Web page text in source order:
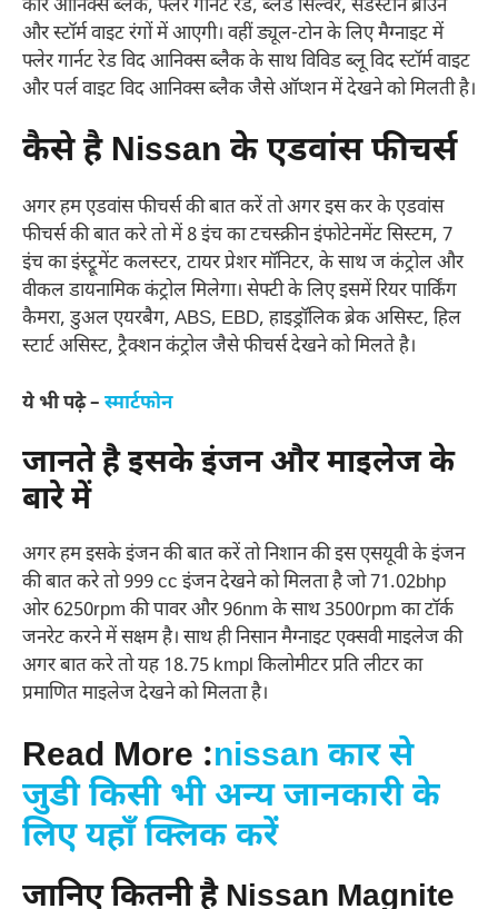
कार आनिक्स ब्लैक, फ्लेर गार्नट रेड, ब्लेड सिल्वर, सैंडस्टोन ब्राउन
और स्टॉर्म वाइट रंगों में आएगी। वहीं ड्यूल-टोन के लिए मैग्नाइट में
फ्लेर गार्नट रेड विद आनिक्स ब्लैक के साथ विविड ब्लू विद स्टॉर्म वाइट
और पर्ल वाइट विद आनिक्स ब्लैक जैसे ऑप्शन में देखने को मिलती है।
कैसे है Nissan के एडवांस फीचर्स
अगर हम एडवांस फीचर्स की बात करें तो अगर इस कर के एडवांस
फीचर्स की बात करे तो में 8 इंच का टचस्क्रीन इंफोटेनमेंट सिस्टम, 7
इंच का इंस्ट्रूमेंट कलस्टर, टायर प्रेशर मॉनिटर, के साथ ज कंट्रोल और
वीकल डायनामिक कंट्रोल मिलेगा। सेफ्टी के लिए इसमें रियर पार्किंग
कैमरा, डुअल एयरबैग, ABS, EBD, हाइड्रॉलिक ब्रेक असिस्ट, हिल
स्टार्ट असिस्ट, ट्रैक्शन कंट्रोल जैसे फीचर्स देखने को मिलते है।
ये भी पढ़े – स्मार्टफोन
जानते है इसके इंजन और माइलेज के
बारे में
अगर हम इसके इंजन की बात करें तो निशान की इस एसयूवी के इंजन
की बात करे तो 999 cc इंजन देखने को मिलता है जो 71.02bhp
ओर 6250rpm की पावर और 96nm के साथ 3500rpm का टॉर्क
जनरेट करने में सक्षम है। साथ ही निसान मैग्नाइट एक्सवी माइलेज की
अगर बात करे तो यह 18.75 kmpl किलोमीटर प्रति लीटर का
प्रमाणित माइलेज देखने को मिलता है।
Read More :nissan कार से
जुडी किसी भी अन्य जानकारी के
लिए यहाँ क्लिक करें
जानिए कितनी है Nissan Magnite